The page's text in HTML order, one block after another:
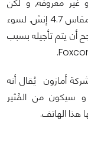
المعروف هو أن الهاتف سيأتي بشاشة عرض بمقاس 4.7 إنش. لسوء
أن يتم تأجيله بسبب
أمازون يُقال أنه
بسعر قليل يصل إلى $100-$200, و سيكون من المُثير
هذا الهاتف.